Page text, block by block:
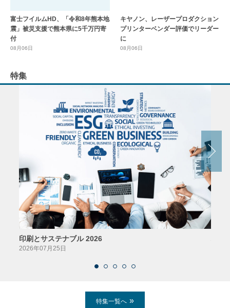
富士フイルムHD、「令和8年熊本地
震」被災支援で熊本県に5千万円寄
付
08月06日
キヤノン、レーザープロダクション
プリンターベンダー評価でリーダー
に
08月06日
特集
印刷とサステナブル 2026
2026年07月25日
特集一覧へ